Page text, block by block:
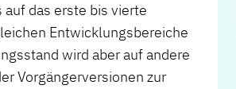
das erste bis vierte
Entwicklungsbereiche
wird aber auf andere
Vorgängerversionen zur